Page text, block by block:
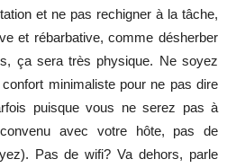
et ne pas rechigner à la tâche,
et rébarbative, comme désherber
ça sera très physique. Ne soyez
minimaliste pour ne pas dire
puisque vous ne serez pas à
avec votre hôte, pas de
Pas de wifi? Va dehors, parle